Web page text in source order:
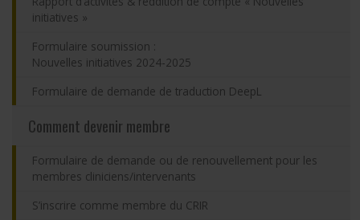
initiatives »
Formulaire soumission :
Nouvelles initiatives 2024-2025
Formulaire de demande de traduction DeepL
Comment devenir membre
Formulaire de demande ou de renouvellement pour les
membres cliniciens/intervenants
S’inscrire comme membre du CRIR